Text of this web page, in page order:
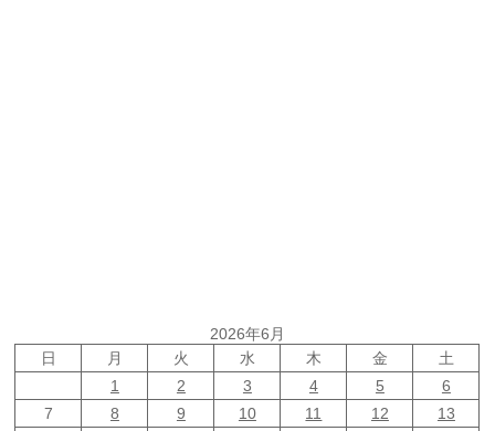
2026年6月
日
月 火 水 木 金
土
1
2 3 4 5
6
7
8 9 10 11 12
13